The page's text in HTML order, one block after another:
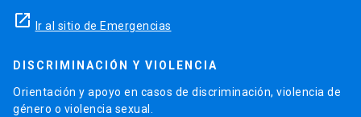
launch Ir al sitio de Emergencias
DISCRIMINACIÓN Y VIOLENCIA
Orientación y apoyo en casos de discriminación, violencia de
género o violencia sexual.